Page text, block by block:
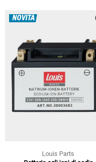
NOVITÀ
Louis Parts